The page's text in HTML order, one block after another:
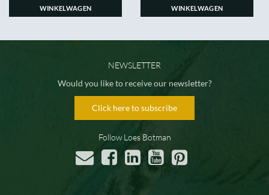
WINKELWAGEN
WINKELWAGEN
NEWSLETTER
Would you like to receive our newsletter?
Click here to subscribe
Follow Loes Botman